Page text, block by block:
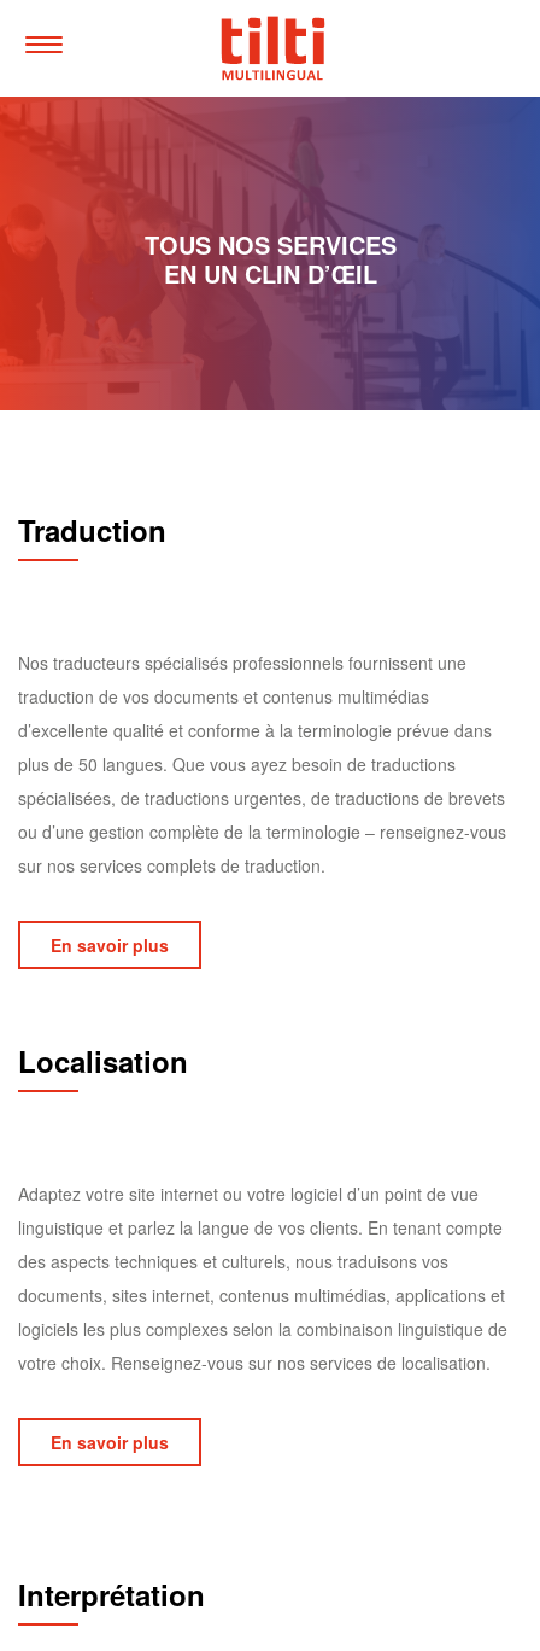
navigtion
content
Accesskey:
Toggle
Tilti
Multilingual
TOUS NOS SERVICES
EN UN CLIN D’ŒIL
Traduction
Nos traducteurs spécialisés professionnels fournissent une
traduction de vos documents et contenus multimédias
d’excellente qualité et conforme à la terminologie prévue dans
plus de 50 langues. Que vous ayez besoin de traductions
spécialisées, de traductions urgentes, de traductions de brevets
ou d’une gestion complète de la terminologie – renseignez-vous
sur nos services complets de traduction.
En savoir plus
Localisation
Adaptez votre site internet ou votre logiciel d’un point de vue
linguistique et parlez la langue de vos clients. En tenant compte
des aspects techniques et culturels, nous traduisons vos
documents, sites internet, contenus multimédias, applications et
logiciels les plus complexes selon la combinaison linguistique de
votre choix. Renseignez-vous sur nos services de localisation.
En savoir plus
Interprétation